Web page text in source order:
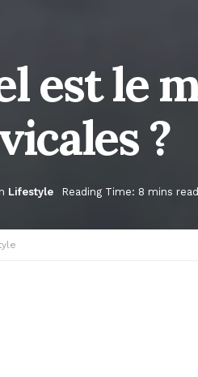
est le
?
Lifestyle Reading Time: 8 mins read